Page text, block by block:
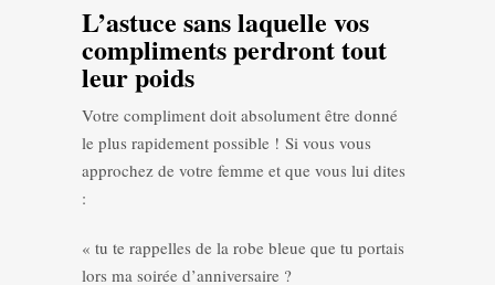
L’astuce sans laquelle vos
compliments perdront tout
leur poids
Votre compliment doit absolument être donné
le plus rapidement possible ! Si vous vous
approchez de votre femme et que vous lui dites
:
« tu te rappelles de la robe bleue que tu portais
lors ma soirée d’anniversaire ?